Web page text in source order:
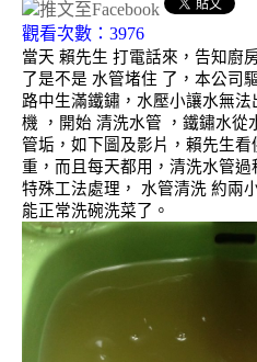
觀看次數：3976
當天 賴先生 打電話來，告知廚
了是不是 水管堵住 了，本公司
路中生滿鐵鏽，水壓小讓水無
機 ，開始 清洗水管 ，鐵鏽水從
管垢，如下圖及影片，賴先生
重，而且每天都用，清洗水管
特殊工法處理， 水管清洗 約兩
能正常洗碗洗菜了。